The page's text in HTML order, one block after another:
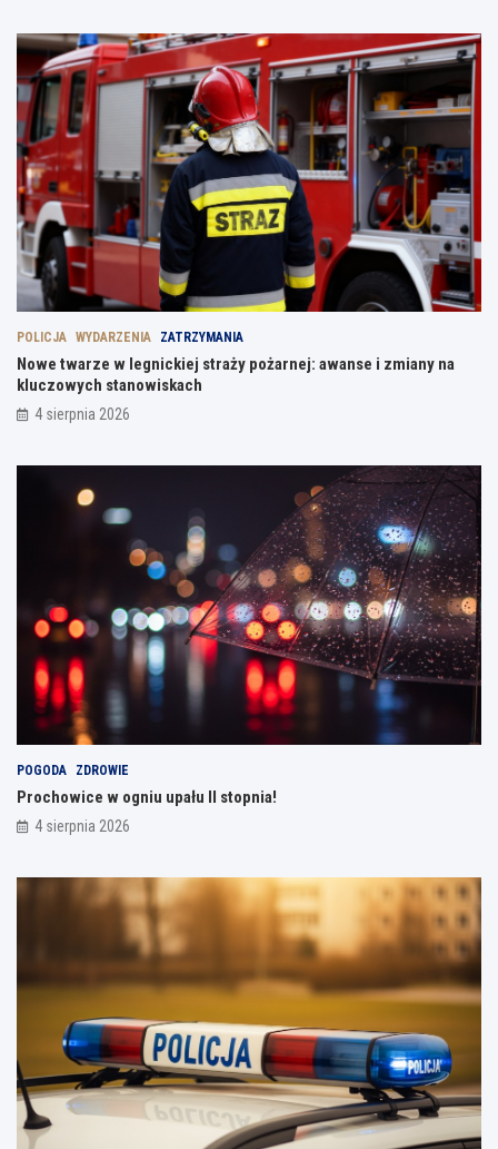
POLICJA WYDARZENIA ZATRZYMANIA
Nowe twarze w legnickiej straży pożarnej: awanse i zmiany na
kluczowych stanowiskach
4 sierpnia 2026
POGODA ZDROWIE
Prochowice w ogniu upału II stopnia!
4 sierpnia 2026